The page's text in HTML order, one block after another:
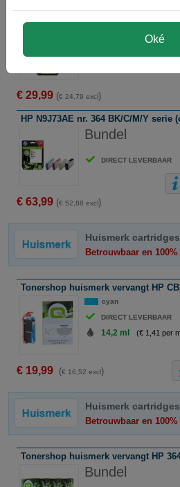
HP CH082EE serie nr. 364 ( C / M /
€ 29,99 (€ 24,79 excl)
HP N9J73AE nr. 364 BK/C/M/Y serie
Bundel
DIRECT LEVERBAAR
€ 63,99 (€ 52,88 excl)
Huismerk cartridges
Betrouwbaar en
Tonershop huismerk vervangt HP
cyan
DIRECT LEVERBAAR
14,2 ml (€ 1,41 per
€ 19,99 (€ 16,52 excl)
Huismerk
Betrouwbaar en
Tonershop huismerk vervangt HP
Bundel
Oké